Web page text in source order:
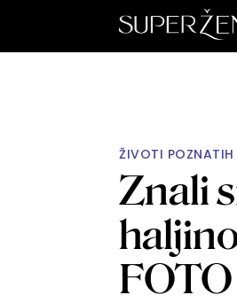
ŽIVOTI POZNATIH
Znali
FOTO